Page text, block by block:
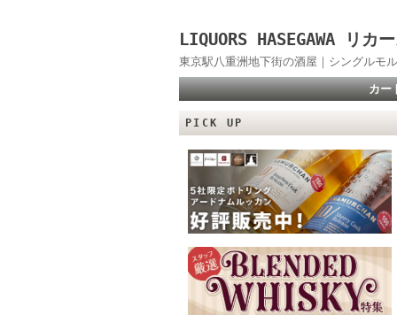
LIQUORS HASEGAWA リ
東京駅八重洲地下街の酒屋｜シングルモ
カー
PICK UP